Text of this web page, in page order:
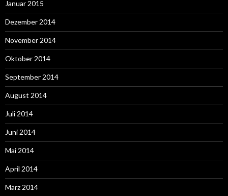
Januar 2015
Dezember 2014
November 2014
Oktober 2014
September 2014
August 2014
Juli 2014
Juni 2014
Mai 2014
April 2014
März 2014